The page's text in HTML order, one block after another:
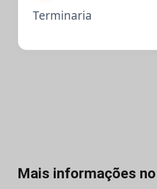
Terminaria
Mais informações